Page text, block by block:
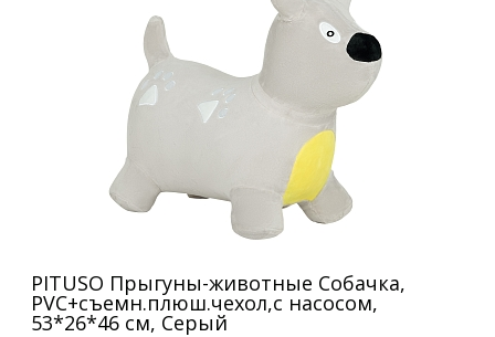
PITUSO Прыгуны-животные Собачка,
PVC+съемн.плюш.чехол,с насосом,
53*26*46 см, Серый